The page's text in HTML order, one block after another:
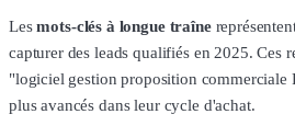
Lesmots-clés à longue traîne
capturer des leads qualifiés en 2025. Ces
"logiciel gestion proposition commerciale
plus avancés dans leur cycle d'achat.